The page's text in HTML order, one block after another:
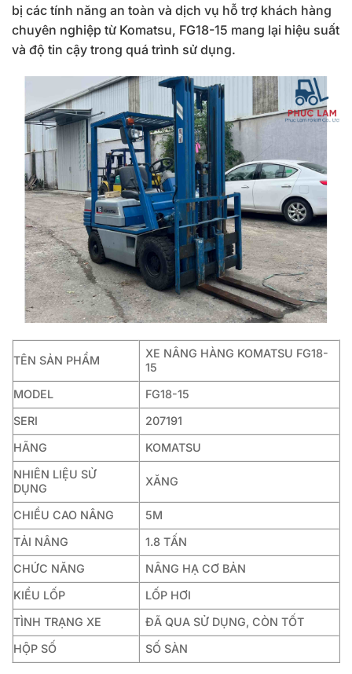
bị các tính năng an toàn và dịch vụ hỗ trợ khách hàng
chuyên nghiệp từ Komatsu, FG18-15 mang lại hiệu suất
và độ tin cậy trong quá trình sử dụng.
TÊN SẢN PHẨM
XE NÂNG HÀNG KOMATSU FG18-
15
MODEL
FG18-15
SERI
207191
HÃNG
KOMATSU
NHIÊN LIỆU SỬ
DỤNG
XĂNG
CHIỀU CAO NÂNG
5M
TẢI NÂNG
1.8 TẤN
CHỨC NĂNG
NÂNG HẠ CƠ BẢN
KIỂU LỐP
LỐP HƠI
TÌNH TRẠNG XE
ĐÃ QUA SỬ DỤNG, CÒN TỐT
HỘP SỐ
SỐ SÀN